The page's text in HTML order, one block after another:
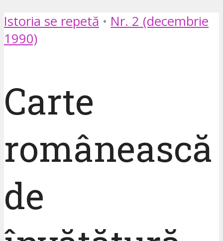
Istoria se repetă • Nr. 2 (decembrie
1990)
Carte
românească
de